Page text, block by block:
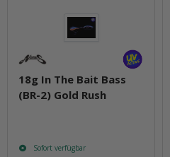
18g In The Bait Bass
(BR-2) Gold Rush
Sofort verfügbar